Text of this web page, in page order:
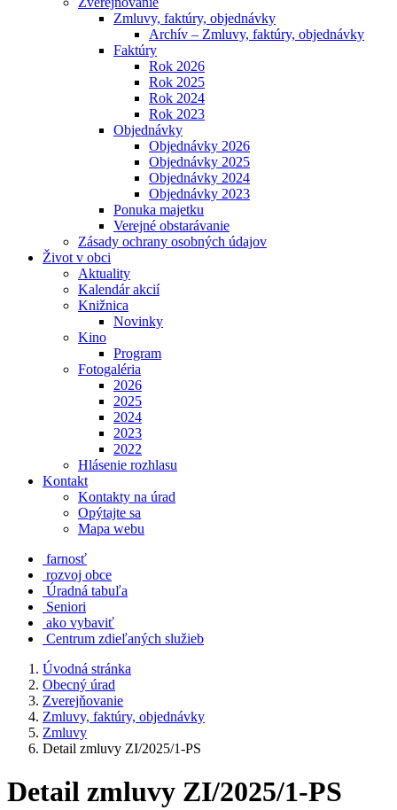
Zmluvy, faktúry, objednávky
Archív – Zmluvy, faktúry, objednávky
Faktúry
Rok 2026
Rok 2025
Rok 2024
Rok 2023
Objednávky
Objednávky 2026
Objednávky 2025
Objednávky 2024
Objednávky 2023
Ponuka majetku
Verejné obstarávanie
Zásady ochrany osobných údajov
Život v obci
Aktuality
Kalendár akcií
Knižnica
Novinky
Kino
Program
Fotogaléria
2026
2025
2024
2023
2022
Hlásenie rozhlasu
Kontakt
Kontakty na úrad
Opýtajte sa
Mapa webu
farnosť
rozvoj obce
Úradná tabuľa
Seniori
ako vybaviť
Centrum zdieľaných služieb
Úvodná stránka
Obecný úrad
Zverejňovanie
Zmluvy, faktúry, objednávky
Zmluvy
Detail zmluvy ZI/2025/1-PS
Detail zmluvy ZI/2025/1-PS